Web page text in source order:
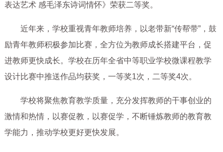
表达艺术 感毛泽东诗词情怀》荣获二等奖。
近年来，学校重视青年教师培养，以老带新“传帮带”，鼓
励青年教师积极参加比赛，全方位为教师成长搭建平台，促
进教师更快成长。学校在历年全省中等职业学校微课程教学
设计比赛中推送作品均获奖，一等奖1次，二等奖4次。
学校将聚焦教育教学质量，充分发挥教师的干事创业的
激情和热情，以赛促教，以赛促学，不断锤炼教师的教育教
学能力，推动学校更好更快发展。